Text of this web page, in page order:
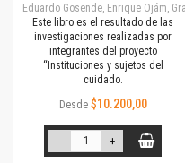
Eduardo Gosende, Enrique Ojám,
Este libro es el resultado de las
investigaciones realizadas por
integrantes del proyecto
“Instituciones y sujetos del
cuidado.
Desde $10.200,00
- +